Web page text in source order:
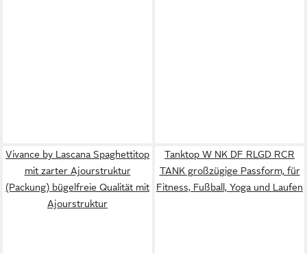
Vivance by Lascana Spaghettitop
mit zarter Ajourstruktur
(Packung) bügelfreie Qualität mit
Ajourstruktur
Tanktop W NK DF RLGD RCR
TANK großzügige Passform, für
Fitness, Fußball, Yoga und Laufen